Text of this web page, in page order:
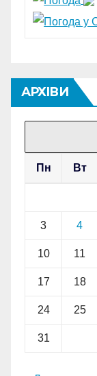
АРХІВИ
Пн Вт
3 4
10 11
17 18
24 25
31